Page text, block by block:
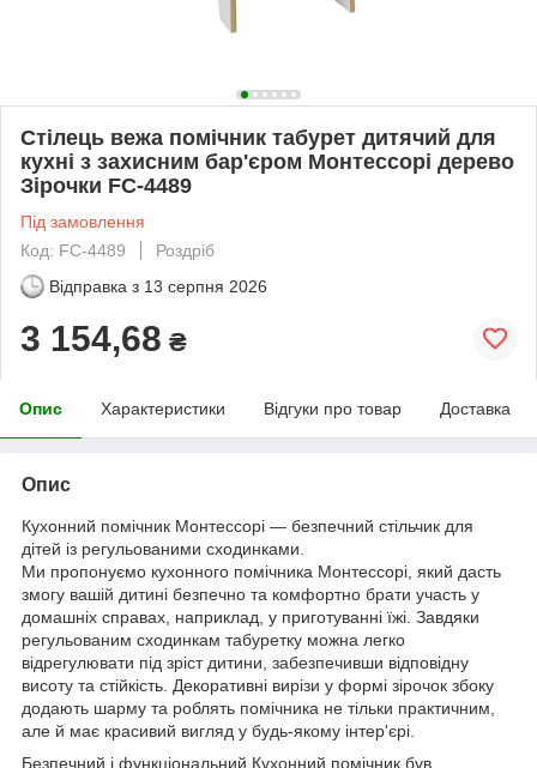
Стілець вежа помічник табурет дитячий для
кухні з захисним бар'єром Монтессорі дерево
Зірочки FC-4489
Під замовлення
Код: FC-4489
Роздріб
Відправка з 13 серпня 2026
3 154,68 ₴
Опис Характеристики Відгуки про товар Доставка
Опис
Кухонний помічник Монтессорі — безпечний стільчик для
дітей із регульованими сходинками.
Ми пропонуємо кухонного помічника Монтессорі, який дасть
змогу вашій дитині безпечно та комфортно брати участь у
домашніх справах, наприклад, у приготуванні їжі. Завдяки
регульованим сходинкам табуретку можна легко
відрегулювати під зріст дитини, забезпечивши відповідну
висоту та стійкість. Декоративні вирізи у формі зірочок збоку
додають шарму та роблять помічника не тільки практичним,
але й має красивий вигляд у будь-якому інтер'єрі.
Безпечний і функціональний Кухонний помічник був